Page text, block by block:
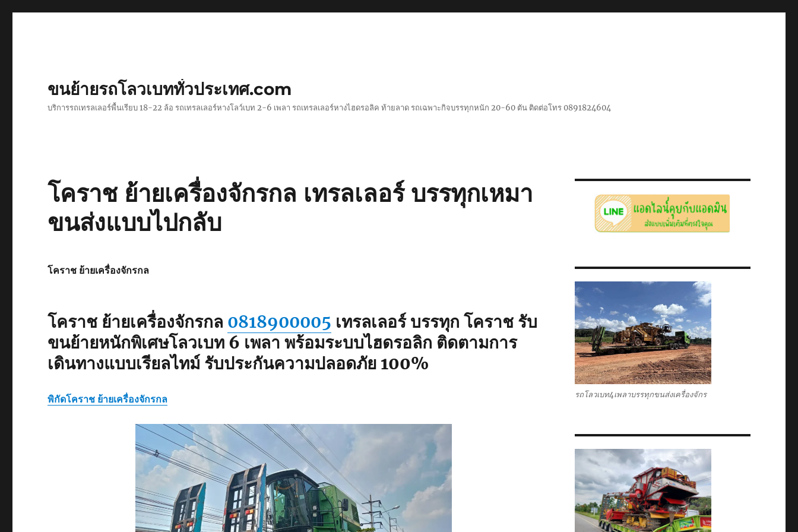
ขนย้ายรถโลวเบททั่วประเทศ.com
บริการรถเทรลเลอร์พื้นเรียบ 18-22 ล้อ รถเทรลเลอร์หางโลว์เบท 2-6 เพลา รถเทรลเลอร์หางไฮดรอลิค ท้ายลาด รถเฉพาะกิจบรรทุกหนัก 20-60 ตัน ติดต่อโทร 0891824604
โคราช ย้ายเครื่องจักรกล เทรลเลอร์ บรรทุกเหมา
ขนส่งแบบไปกลับ
โคราช ย้ายเครื่องจักรกล
โคราช ย้ายเครื่องจักรกล 0818900005 เทรลเลอร์ บรรทุก โคราช รับ
ขนย้ายหนักพิเศษโลวเบท 6 เพลา พร้อมระบบไฮดรอลิก ติดตามการ
เดินทางแบบเรียลไทม์ รับประกันความปลอดภัย 100%
พิกัดโคราช ย้ายเครื่องจักรกล รถโลวเบท4เพลาบรรทุกขนส่งเครื่องจักร